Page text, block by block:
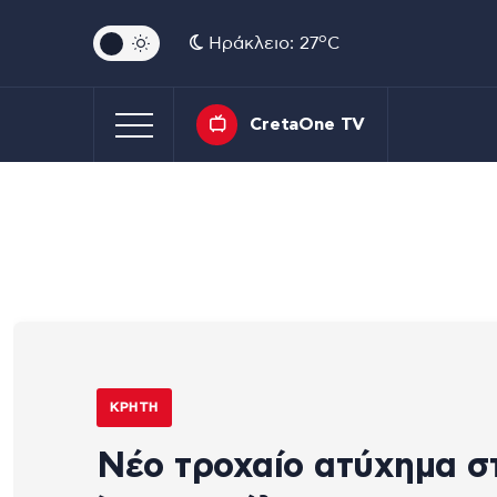
Ηράκλειο: 27oC
CretaOne TV
ΚΡΉΤΗ
Νέο τροχαίο ατύχημα